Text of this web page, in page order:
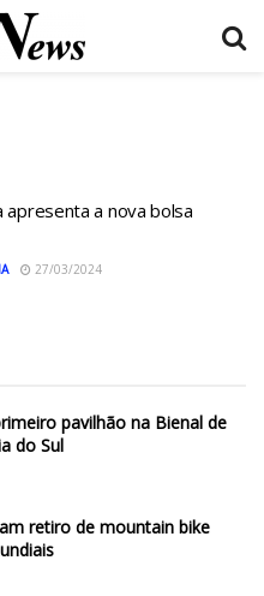
a nova bolsa
27/03/2024
pavilhão na Bienal de
do Sul
retiro de mountain bike